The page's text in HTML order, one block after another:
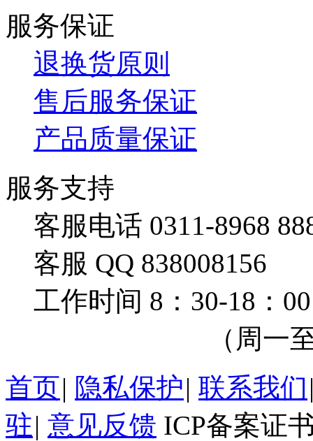
服务保证
退换货原则
售后服务保证
产品质量保证
服务支持
客服电话 0311-8968
客服 QQ 838008156
工作时间 8：30-18：00
（周一至周
首页| 隐私保护| 联系我们
驻| 意见反馈 ICP备案证